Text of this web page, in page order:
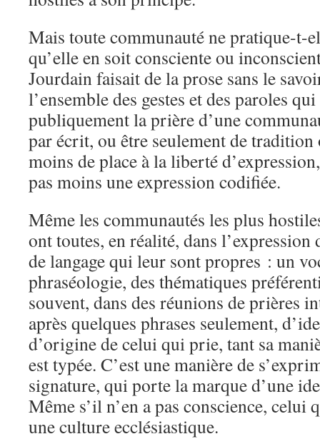
Mais toute communauté ne pratique-t-
qu’elle en soit consciente ou
Jourdain faisait de la prose sans le
l’ensemble des gestes et des paroles
publiquement la prière d’une
par écrit, ou être seulement de
moins de place à la liberté
pas moins une expression codifiée.
Même les communautés les plus
ont toutes, en réalité, dans l’expression
de langage qui leur sont propres : un
phraséologie, des thématiques
souvent, dans des réunions de prières
après quelques phrases seulement,
d’origine de celui qui prie, tant sa
est typée. C’est une manière de
signature, qui porte la marque d’une
Même s’il n’en a pas conscience, celui
une culture ecclésiastique.